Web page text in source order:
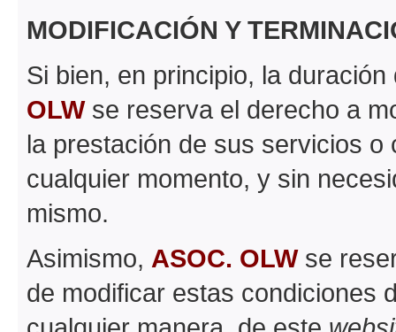
MODIFICACIÓN Y
Si bien, en principio, la
OLWse reserva el derecho a
la prestación de sus servicios
cualquier momento, y sin
mismo.
Asimismo, ASOC. OLWse
de modificar estas condiciones